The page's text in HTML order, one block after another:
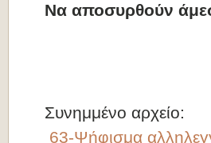
Να αποσυρθούν
Συνημμένο αρχείο:
63-Ψήφισμα